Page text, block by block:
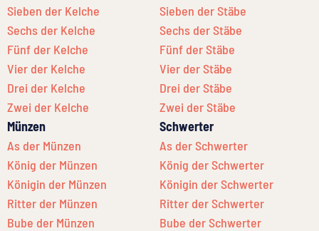
Sieben der Kelche
Sechs der Kelche
Fünf der Kelche
Vier der Kelche
Drei der Kelche
Zwei der Kelche
Sieben der Stäbe
Sechs der Stäbe
Fünf der Stäbe
Vier der Stäbe
Drei der Stäbe
Zwei der Stäbe
Münzen
As der Münzen
König der Münzen
Königin der Münzen
Ritter der Münzen
Bube der Münzen
Schwerter
As der Schwerter
König der Schwerter
Königin der Schwerter
Ritter der Schwerter
Bube der Schwerter